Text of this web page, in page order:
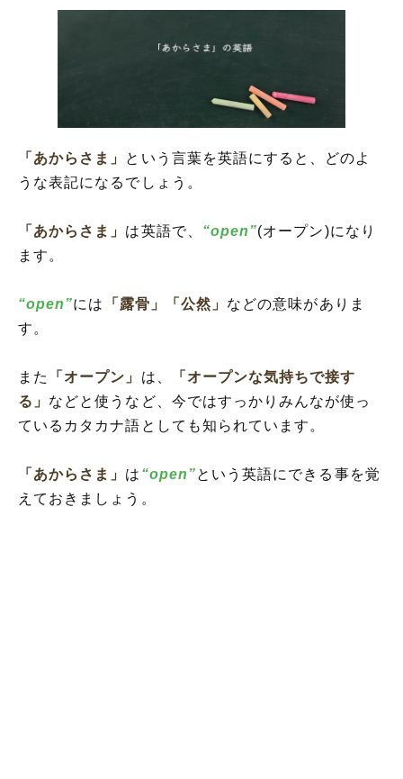
「あからさま」 という言葉を英語にすると、どのよ
うな表記になるでしょう。
「あからさま」 は英語で、 “open”(オープン)になり
ます。
“open”には 「露骨」 「公然」 などの意味がありま
す。
また 「オープン」 は、
「オープンな気持ちで接す
る」 などと使うなど、今ではすっかりみんなが使っ
ているカタカナ語としても知られています。
「あからさま」 は “open”という英語にできる事を覚
えておきましょう。